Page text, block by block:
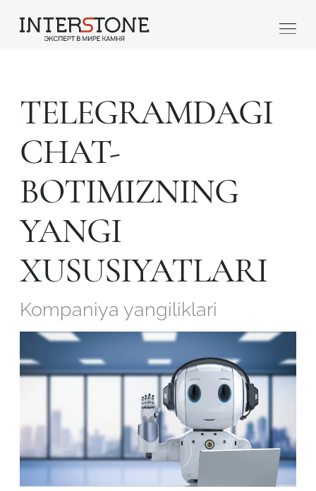
TELEGRAMDAGI
CHAT-
BOTIMIZNING
YANGI
XUSUSIYATLARI
Kompaniya yangiliklari
Qaysi sohada faoliyat yuritasiz?
Toshga ishlov
beruvch